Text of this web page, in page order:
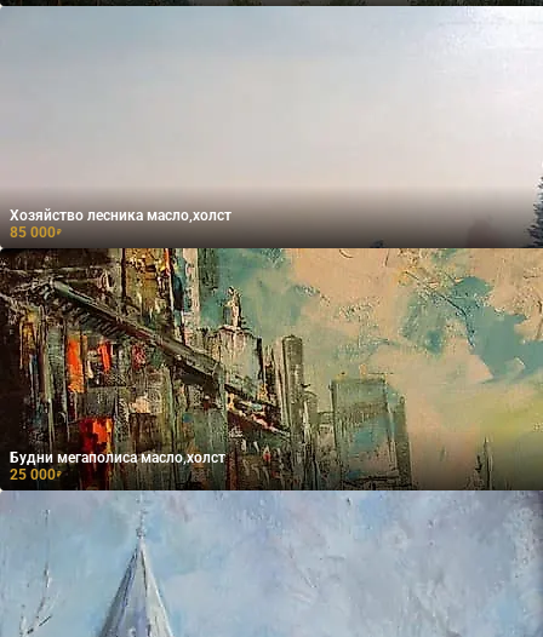
Хозяйство лесника масло,холст
85 000₽
Будни мегаполиса масло,холст
25 000₽